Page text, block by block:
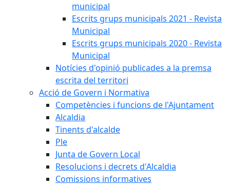
municipal
Escrits grups municipals 2021 - Revista
Municipal
Escrits grups municipals 2020 - Revista
Municipal
Notícies d'opinió publicades a la premsa
escrita del territori
Acció de Govern i Normativa
Competències i funcions de l'Ajuntament
Alcaldia
Tinents d'alcalde
Ple
Junta de Govern Local
Resolucions i decrets d'Alcaldia
Comissions informatives